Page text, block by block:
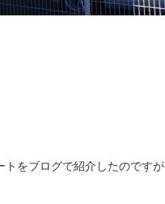
トをブログで紹介したのですが